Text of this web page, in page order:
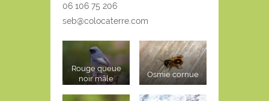
06 106 75 206
seb@colocaterre.com
Rouge queue
noir mâle
Osmie cornue